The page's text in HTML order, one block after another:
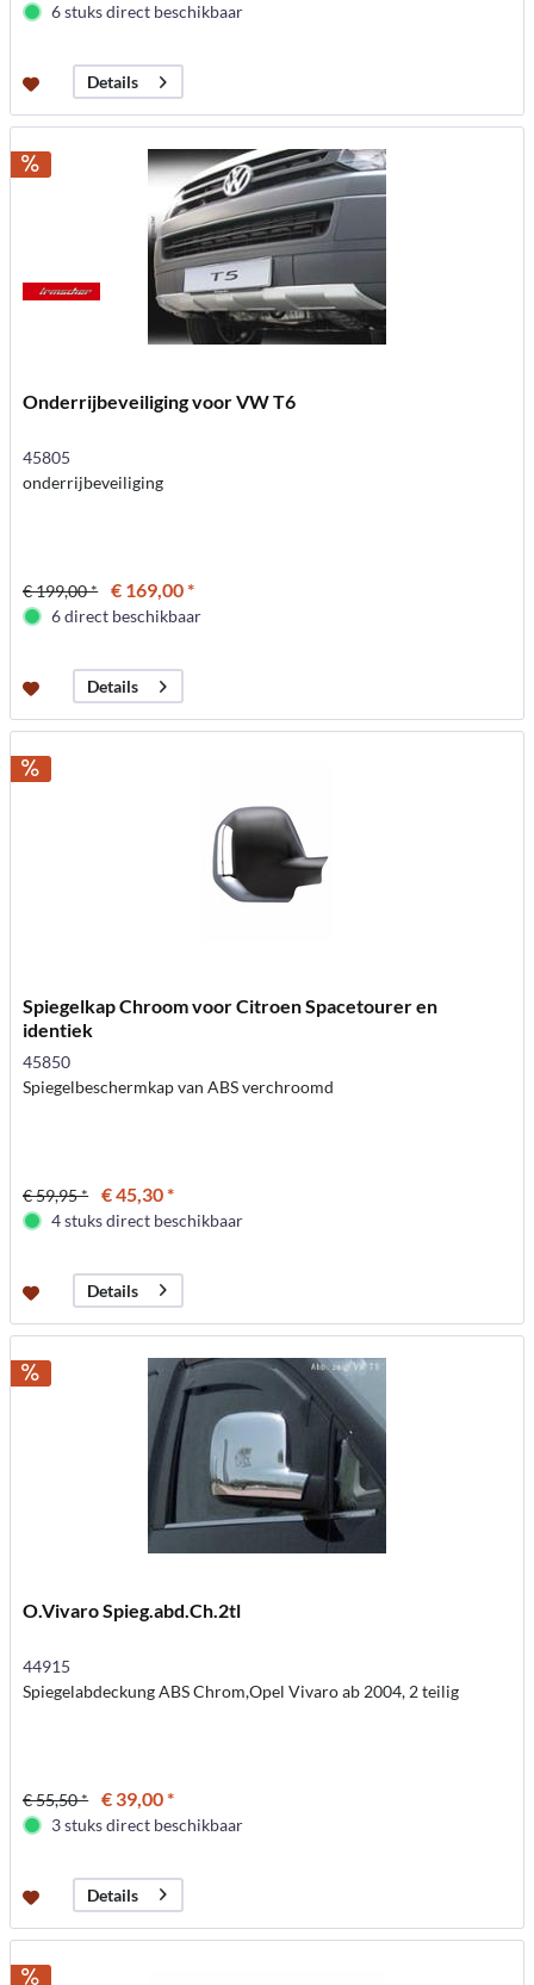
6 stuks direct beschikbaar
Details
Onderrijbeveiliging voor VW T6
45805
onderrijbeveiliging
€ 199,00 * € 169,00 *
6 direct beschikbaar
Details
Spiegelkap Chroom voor Citroen Spacetourer en
identiek
45850
Spiegelbeschermkap van ABS verchroomd
€ 59,95 * € 45,30 *
4 stuks direct beschikbaar
Details
O.Vivaro Spieg.abd.Ch.2tl
44915
Spiegelabdeckung ABS Chrom,Opel Vivaro ab 2004, 2 teilig
€ 55,50 * € 39,00 *
3 stuks direct beschikbaar
Details